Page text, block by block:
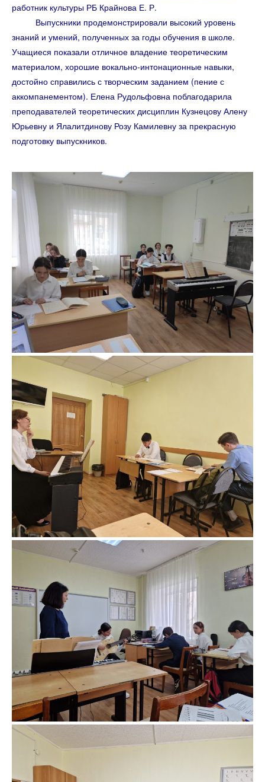
работник культуры РБ Крайнова Е. Р.
Выпускники продемонстрировали высокий уровень
знаний и умений, полученных за годы обучения в школе.
Учащиеся показали отличное владение теоретическим
материалом, хорошие вокально-интонационные навыки,
достойно справились с творческим заданием (пение с
аккомпанементом). Елена Рудольфовна поблагодарила
преподавателей теоретических дисциплин Кузнецову Алену
Юрьевну и Ялалитдинову Розу Камилевну за прекрасную
подготовку выпускников.